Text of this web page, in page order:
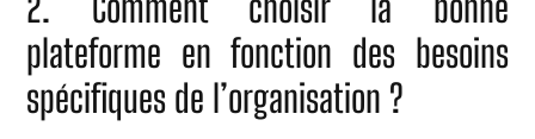
plateforme en fonction des besoins
spécifiques de l’organisation ?